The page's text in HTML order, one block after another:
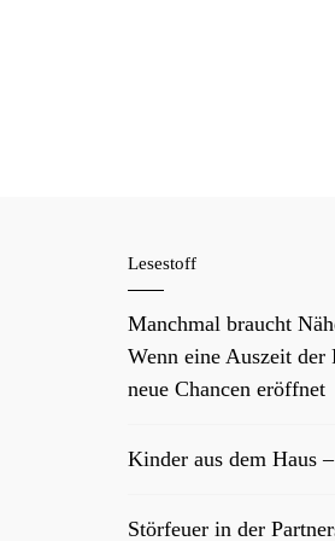
Lesestoff
Manchmal braucht
Wenn eine Auszeit der
neue Chancen eröffnet
Kinder aus dem Haus
Störfeuer in der